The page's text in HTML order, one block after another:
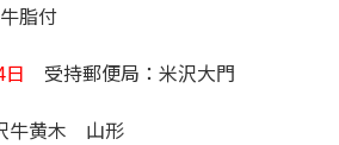
脂付
受持郵便局：米沢大門
牛黄木 山形